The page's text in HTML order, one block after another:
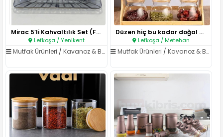
Mirac 5’li Kahvaltılık Set (Fü..
Lefkoşa / Yenikent
Mutfak Ürünleri / Kavanoz & Baharatlıklar
Düzen hiç bu kadar doğal görün..
Lefkoşa / Metehan
Mutfak Ürünleri /Kavanoz & Baharatlıklar